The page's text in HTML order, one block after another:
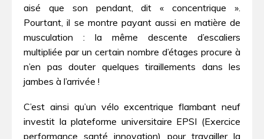
aisé que son pendant, dit « concentrique ».
Pourtant, il se montre payant aussi en matière de
musculation : la même descente d’escaliers
multipliée par un certain nombre d’étages procure à
n’en pas douter quelques tiraillements dans les
jambes à l’arrivée !
C’est ainsi qu’un vélo excentrique flambant neuf
investit la plateforme universitaire EPSI (Exercice
performance santé innovation) pour travailler la